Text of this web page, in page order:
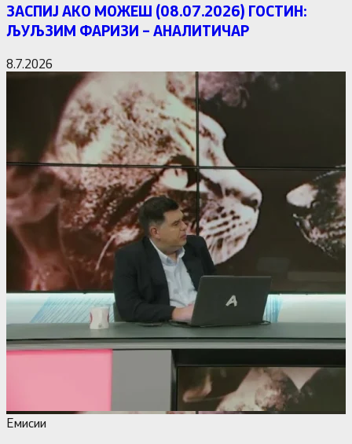
ЗАСПИЈ АКО МОЖЕШ (08.07.2026) ГОСТИН:
ЉУЉЗИМ ФАРИЗИ – АНАЛИТИЧАР
8.7.2026
Емисии